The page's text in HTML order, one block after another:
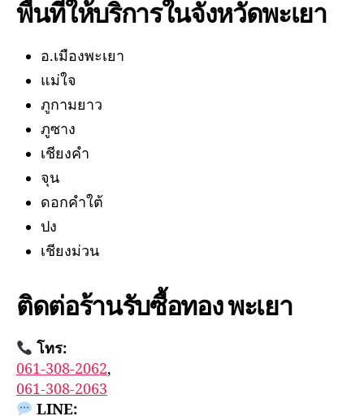
พื้นที่ให้บริการในจังหวัดพะเยา
อ.เมืองพะเยา
แม่ใจ
ภูกามยาว
ภูซาง
เชียงคำ
จุน
ดอกคำใต้
ปง
เชียงม่วน
ติดต่อร้านรับซื้อทอง พะเยา
โทร:
061-308-2062,
061-308-2063
LINE: